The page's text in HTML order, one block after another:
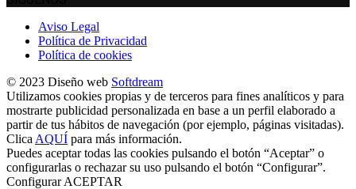
Aviso Legal
Política de Privacidad
Política de cookies
© 2023 Diseño web Softdream
Utilizamos cookies propias y de terceros para fines analíticos y para
mostrarte publicidad personalizada en base a un perfil elaborado a
partir de tus hábitos de navegación (por ejemplo, páginas visitadas).
Clica AQUÍ para más información.
Puedes aceptar todas las cookies pulsando el botón “Aceptar” o
configurarlas o rechazar su uso pulsando el botón “Configurar”.
Configurar ACEPTAR